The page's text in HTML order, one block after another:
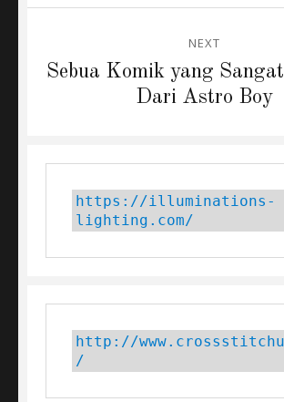
NEXT
NextSebua Komik yang
Dari Astro Boy
https://illuminations-
lighting.com/
http://
/